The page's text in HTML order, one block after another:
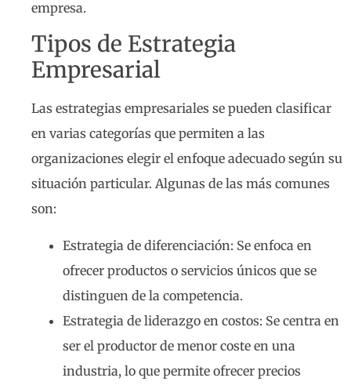
empresa.
Tipos de Estrategia
Empresarial
Las estrategias empresariales se pueden clasificar
en varias categorías que permiten a las
organizaciones elegir el enfoque adecuado según su
situación particular. Algunas de las más comunes
son:
Estrategia de diferenciación: Se enfoca en
ofrecer productos o servicios únicos que se
distinguen de la competencia.
Estrategia de liderazgo en costos: Se centra en
ser el productor de menor coste en una
industria, lo que permite ofrecer precios